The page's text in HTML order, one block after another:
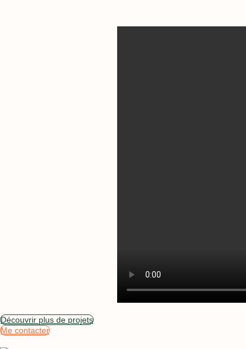
Découvrir plus de projets
Me contacter